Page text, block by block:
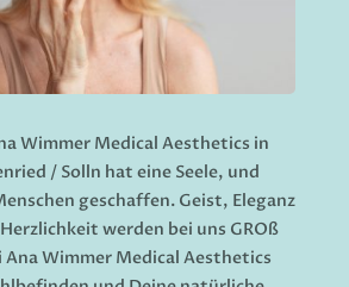
Wimmer Medical Aesthetics in
/ Solln hat eine Seele, und
geschaffen. Geist, Eleganz
werden bei uns GROß
Ana Wimmer Medical Aesthetics